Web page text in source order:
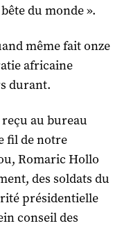
du monde ».
même fait onze
africaine
durant.
au bureau
fil de notre
Romaric Hollo
des soldats du
présidentielle
conseil des